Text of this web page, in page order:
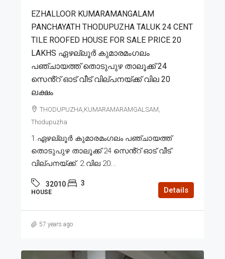
EZHALLOOR KUMARAMANGALAM
PANCHAYATH THODUPUZHA TALUK 24 CENT
TILE ROOFED HOUSE FOR SALE PRICE 20
LAKHS ഏഴല്ലൂർ കുമാരമംഗലം
പഞ്ചായത്ത് തൊടുപുഴ താലൂക്ക് 24
സെൻ്റ് ഓട് വീട് വില്പനയ്ക്ക് വില 20
ലക്ഷം
THODUPUZHA,KUMARAMARAMGALSAM,
Thodupuzha
1.ഏഴല്ലൂർ കുമാരമംഗലം പഞ്ചായത്ത്
തൊടുപുഴ താലൂക്ക് 24 സെൻ്റ് ഓട് വീട്
വില്പനയ്ക്ക്. 2.വില 20...
32010 3
HOUSE Details
57 years ago